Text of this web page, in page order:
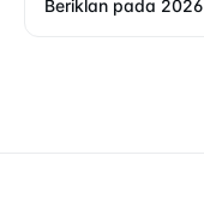
Beriklan pada 2026